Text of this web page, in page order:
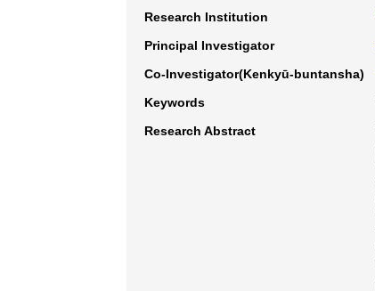
Research Institution
Principal Investigator
Co-Investigator(Kenkyū-buntansha)
Keywords
Research Abstract